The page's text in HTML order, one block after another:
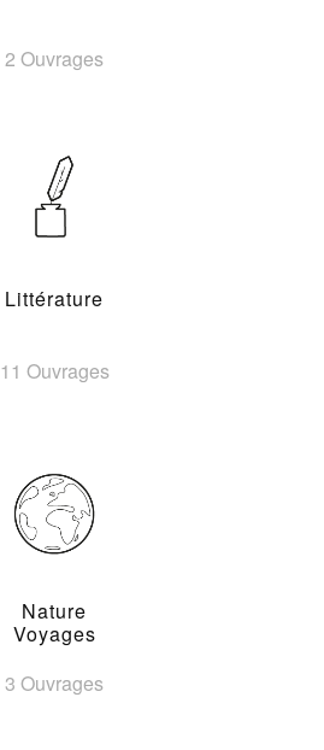
2 Ouvrages
Littérature
11 Ouvrages
Nature
Voyages
3 Ouvrages